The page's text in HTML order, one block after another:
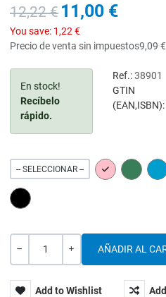
12,22 € 11,00 €
You save: 1,22 €
Precio de venta sin impuestos9,09 €
En stock!
Recíbelo
rápido.
Ref.: 38901
GTIN
(EAN,ISBN):
-- SELECCIONAR -- PINK GREEN
BLACK
Cantidad
Add to Wishlist